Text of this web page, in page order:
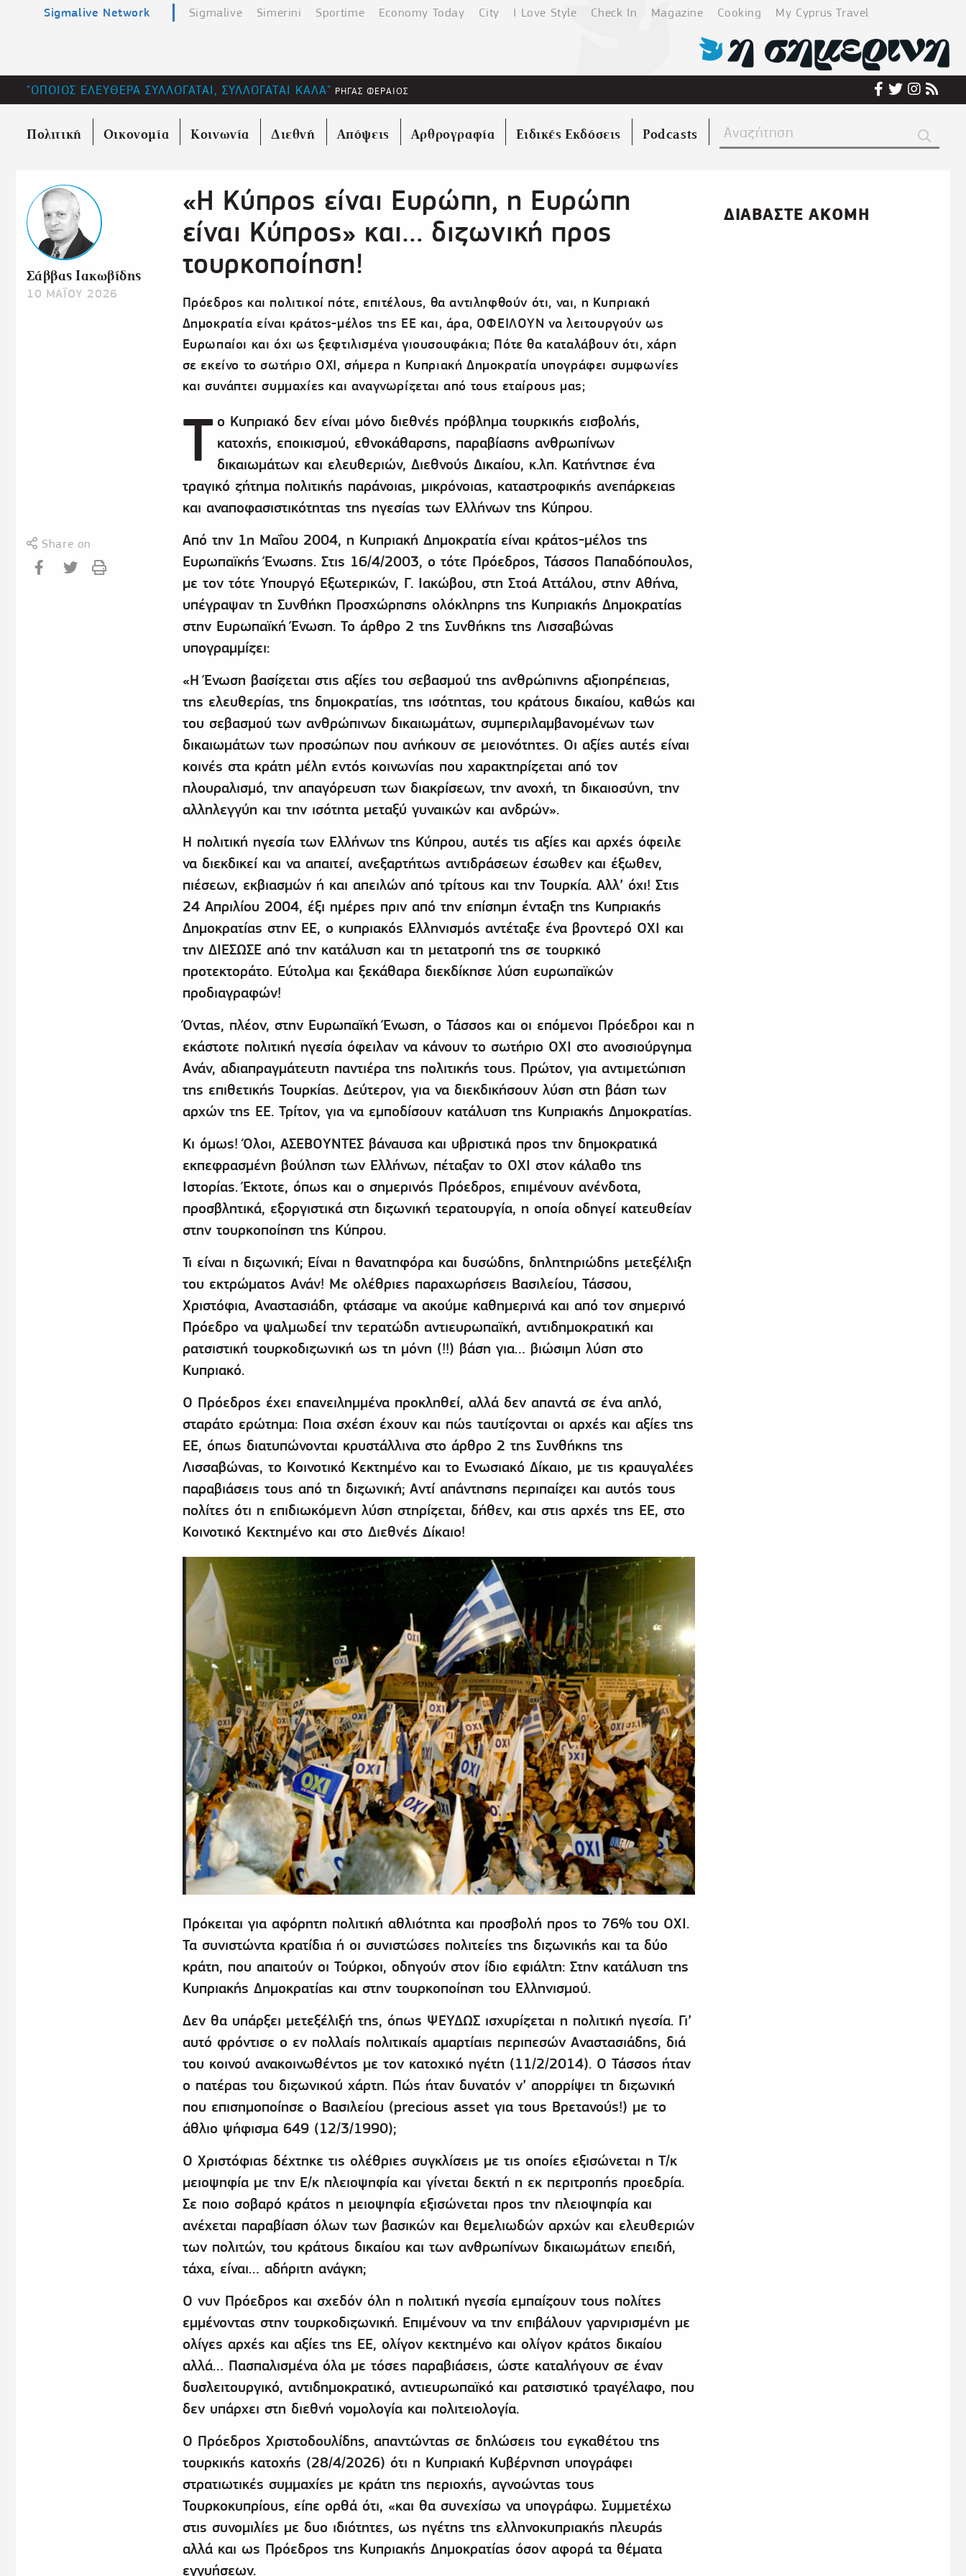
Sigmalive Network Sigmalive Simerini Sportime Economy Today City I Love Style Check In Magazine Cooking My Cyprus Travel
"ΟΠΟΙΟΣ ΕΛΕΥΘΕΡΑ ΣΥΛΛΟΓΑΤΑΙ, ΣΥΛΛΟΓΑΤΑΙ ΚΑΛΑ" ΡΗΓΑΣ ΦΕΡΑΙΟΣ
Πολιτική Οικονομία Κοινωνία Διεθνή Απόψεις Αρθρογραφία Ειδικές Εκδόσεις Podcasts
Σάββας Ιακωβίδης
10 ΜΑΪΟΥ 2026
Share on
«Η Κύπρος είναι Ευρώπη, η Ευρώπη
είναι Κύπρος» και… διζωνική προς
τουρκοποίηση!
Πρόεδρος και πολιτικοί πότε, επιτέλους, θα αντιληφθούν ότι, ναι, η Κυπριακή
Δημοκρατία είναι κράτος-μέλος της ΕΕ και, άρα, ΟΦΕΙΛΟΥΝ να λειτουργούν ως
Ευρωπαίοι και όχι ως ξεφτιλισμένα γιουσουφάκια; Πότε θα καταλάβουν ότι, χάρη
σε εκείνο το σωτήριο ΟΧΙ, σήμερα η Κυπριακή Δημοκρατία υπογράφει συμφωνίες
και συνάπτει συμμαχίες και αναγνωρίζεται από τους εταίρους μας;
Τ ο Κυπριακό δεν είναι μόνο διεθνές πρόβλημα τουρκικής εισβολής,
κατοχής, εποικισμού, εθνοκάθαρσης, παραβίασης ανθρωπίνων
δικαιωμάτων και ελευθεριών, Διεθνούς Δικαίου, κ.λπ. Κατήντησε ένα
τραγικό ζήτημα πολιτικής παράνοιας, μικρόνοιας, καταστροφικής ανεπάρκειας
και αναποφασιστικότητας της ηγεσίας των Ελλήνων της Κύπρου.
Από την 1η Μαΐου 2004, η Κυπριακή Δημοκρατία είναι κράτος-μέλος της
Ευρωπαϊκής Ένωσης. Στις 16/4/2003, ο τότε Πρόεδρος, Τάσσος Παπαδόπουλος,
με τον τότε Υπουργό Εξωτερικών, Γ. Ιακώβου, στη Στοά Αττάλου, στην Αθήνα,
υπέγραψαν τη Συνθήκη Προσχώρησης ολόκληρης της Κυπριακής Δημοκρατίας
στην Ευρωπαϊκή Ένωση. Το άρθρο 2 της Συνθήκης της Λισσαβώνας
υπογραμμίζει:
«Η Ένωση βασίζεται στις αξίες του σεβασμού της ανθρώπινης αξιοπρέπειας,
της ελευθερίας, της δημοκρατίας, της ισότητας, του κράτους δικαίου, καθώς και
του σεβασμού των ανθρώπινων δικαιωμάτων, συμπεριλαμβανομένων των
δικαιωμάτων των προσώπων που ανήκουν σε μειονότητες. Οι αξίες αυτές είναι
κοινές στα κράτη μέλη εντός κοινωνίας που χαρακτηρίζεται από τον
πλουραλισμό, την απαγόρευση των διακρίσεων, την ανοχή, τη δικαιοσύνη, την
αλληλεγγύη και την ισότητα μεταξύ γυναικών και ανδρών».
Η πολιτική ηγεσία των Ελλήνων της Κύπρου, αυτές τις αξίες και αρχές όφειλε
να διεκδικεί και να απαιτεί, ανεξαρτήτως αντιδράσεων έσωθεν και έξωθεν,
πιέσεων, εκβιασμών ή και απειλών από τρίτους και την Τουρκία. Αλλ’ όχι! Στις
24 Απριλίου 2004, έξι ημέρες πριν από την επίσημη ένταξη της Κυπριακής
Δημοκρατίας στην ΕΕ, ο κυπριακός Ελληνισμός αντέταξε ένα βροντερό ΟΧΙ και
την ΔΙΕΣΩΣΕ από την κατάλυση και τη μετατροπή της σε τουρκικό
προτεκτοράτο. Εύτολμα και ξεκάθαρα διεκδίκησε λύση ευρωπαϊκών
προδιαγραφών!
Όντας, πλέον, στην Ευρωπαϊκή Ένωση, ο Τάσσος και οι επόμενοι Πρόεδροι και η
εκάστοτε πολιτική ηγεσία όφειλαν να κάνουν το σωτήριο ΟΧΙ στο ανοσιούργημα
Ανάν, αδιαπραγμάτευτη παντιέρα της πολιτικής τους. Πρώτον, για αντιμετώπιση
της επιθετικής Τουρκίας. Δεύτερον, για να διεκδικήσουν λύση στη βάση των
αρχών της ΕΕ. Τρίτον, για να εμποδίσουν κατάλυση της Κυπριακής Δημοκρατίας.
Κι όμως! Όλοι, ΑΣΕΒΟΥΝΤΕΣ βάναυσα και υβριστικά προς την δημοκρατικά
εκπεφρασμένη βούληση των Ελλήνων, πέταξαν το ΟΧΙ στον κάλαθο της
Ιστορίας. Έκτοτε, όπως και ο σημερινός Πρόεδρος, επιμένουν ανένδοτα,
προσβλητικά, εξοργιστικά στη διζωνική τερατουργία, η οποία οδηγεί κατευθείαν
στην τουρκοποίηση της Κύπρου.
Τι είναι η διζωνική; Είναι η θανατηφόρα και δυσώδης, δηλητηριώδης μετεξέλιξη
του εκτρώματος Ανάν! Με ολέθριες παραχωρήσεις Βασιλείου, Τάσσου,
Χριστόφια, Αναστασιάδη, φτάσαμε να ακούμε καθημερινά και από τον σημερινό
Πρόεδρο να ψαλμωδεί την τερατώδη αντιευρωπαϊκή, αντιδημοκρατική και
ρατσιστική τουρκοδιζωνική ως τη μόνη (!!) βάση για… βιώσιμη λύση στο
Κυπριακό.
Ο Πρόεδρος έχει επανειλημμένα προκληθεί, αλλά δεν απαντά σε ένα απλό,
σταράτο ερώτημα: Ποια σχέση έχουν και πώς ταυτίζονται οι αρχές και αξίες της
ΕΕ, όπως διατυπώνονται κρυστάλλινα στο άρθρο 2 της Συνθήκης της
Λισσαβώνας, το Κοινοτικό Κεκτημένο και το Ενωσιακό Δίκαιο, με τις κραυγαλέες
παραβιάσεις τους από τη διζωνική; Αντί απάντησης περιπαίζει και αυτός τους
πολίτες ότι η επιδιωκόμενη λύση στηρίζεται, δήθεν, και στις αρχές της ΕΕ, στο
Κοινοτικό Κεκτημένο και στο Διεθνές Δίκαιο!
Πρόκειται για αφόρητη πολιτική αθλιότητα και προσβολή προς το 76% του ΟΧΙ.
Τα συνιστώντα κρατίδια ή οι συνιστώσες πολιτείες της διζωνικής και τα δύο
κράτη, που απαιτούν οι Τούρκοι, οδηγούν στον ίδιο εφιάλτη: Στην κατάλυση της
Κυπριακής Δημοκρατίας και στην τουρκοποίηση του Ελληνισμού.
Δεν θα υπάρξει μετεξέλιξή της, όπως ΨΕΥΔΩΣ ισχυρίζεται η πολιτική ηγεσία. Γι’
αυτό φρόντισε ο εν πολλαίς πολιτικαίς αμαρτίαις περιπεσών Αναστασιάδης, διά
του κοινού ανακοινωθέντος με τον κατοχικό ηγέτη (11/2/2014). Ο Τάσσος ήταν
ο πατέρας του διζωνικού χάρτη. Πώς ήταν δυνατόν ν’ απορρίψει τη διζωνική
που επισημοποίησε ο Βασιλείου (precious asset για τους Βρετανούς!) με το
άθλιο ψήφισμα 649 (12/3/1990);
Ο Χριστόφιας δέχτηκε τις ολέθριες συγκλίσεις με τις οποίες εξισώνεται η Τ/κ
μειοψηφία με την Ε/κ πλειοψηφία και γίνεται δεκτή η εκ περιτροπής προεδρία.
Σε ποιο σοβαρό κράτος η μειοψηφία εξισώνεται προς την πλειοψηφία και
ανέχεται παραβίαση όλων των βασικών και θεμελιωδών αρχών και ελευθεριών
των πολιτών, του κράτους δικαίου και των ανθρωπίνων δικαιωμάτων επειδή,
τάχα, είναι… αδήριτη ανάγκη;
Ο νυν Πρόεδρος και σχεδόν όλη η πολιτική ηγεσία εμπαίζουν τους πολίτες
εμμένοντας στην τουρκοδιζωνική. Επιμένουν να την επιβάλουν γαρνιρισμένη με
ολίγες αρχές και αξίες της ΕΕ, ολίγον κεκτημένο και ολίγον κράτος δικαίου
αλλά… Πασπαλισμένα όλα με τόσες παραβιάσεις, ώστε καταλήγουν σε έναν
δυσλειτουργικό, αντιδημοκρατικό, αντιευρωπαϊκό και ρατσιστικό τραγέλαφο, που
δεν υπάρχει στη διεθνή νομολογία και πολιτειολογία.
Ο Πρόεδρος Χριστοδουλίδης, απαντώντας σε δηλώσεις του εγκαθέτου της
τουρκικής κατοχής (28/4/2026) ότι η Κυπριακή Κυβέρνηση υπογράφει
στρατιωτικές συμμαχίες με κράτη της περιοχής, αγνοώντας τους
Τουρκοκυπρίους, είπε ορθά ότι, «και θα συνεχίσω να υπογράφω. Συμμετέχω
στις συνομιλίες με δυο ιδιότητες, ως ηγέτης της ελληνοκυπριακής πλευράς
αλλά και ως Πρόεδρος της Κυπριακής Δημοκρατίας όσον αφορά τα θέματα
εγγυήσεων.
ΔΙΑΒΑΣΤΕ ΑΚΟΜΗ